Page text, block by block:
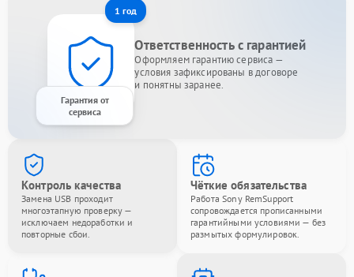
1 год
Гарантия от
сервиса
Ответственность с гарантией
Оформляем гарантию сервиса —
условия зафиксированы в договоре
и понятны заранее.
Контроль качества
Замена USB проходит
многоэтапную проверку —
исключаем недоработки и
повторные сбои.
Чёткие обязательства
Работа Sony RemSupport
сопровождается прописанными
гарантийными условиями — без
размытых формулировок.